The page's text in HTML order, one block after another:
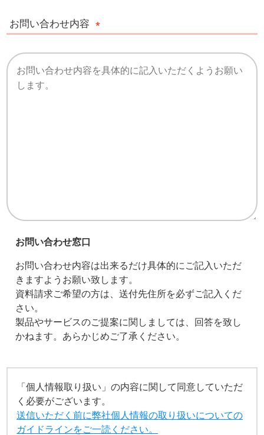
お問い合わせ内容
お問い合わせ窓口
お問い合わせ内容は出来るだけ具体的にご記入いただ
きますようお願い致します。
資料請求ご希望の方は、送付先住所を必ずご記入くだ
さい。
製品やサービスのご提案に関しましては、回答を致し
かねます。あらかじめご了承ください。
「個人情報取り扱い」の内容に関して同意していただ
く必要がございます。
送信いただく前に弊社個人情報の取り扱いについての
ガイドラインをご一読ください。